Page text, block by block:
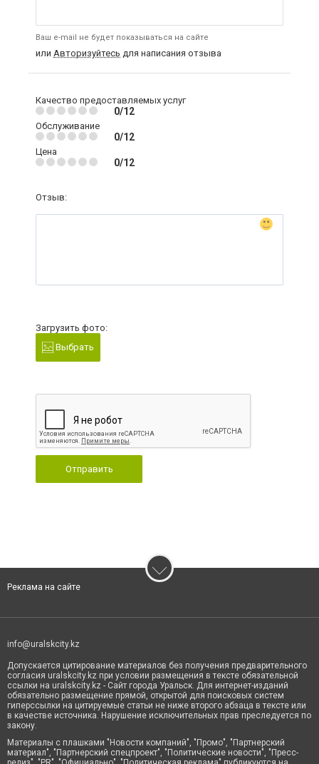
Ваш e-mail не будет показываться на сайте
или Авторизуйтесь для написания отзыва
Качество предоставляемых услуг
0/12
Обслуживание
0/12
Цена
0/12
Отзыв:
Загрузить фото:
Выбрать
Отправить
Реклама на сайте
info@uralskcity.kz
Допускается цитирование материалов без получения предварительного
согласия uralskcity.kz при условии размещения в тексте обязательной
ссылки на uralskcity.kz - Сайт города Уральск. Для интернет-изданий
обязательно размещение прямой, открытой для поисковых систем
гиперссылки на цитируемые статьи не ниже второго абзаца в тексте или
в качестве источника. Нарушение исключительных прав преследуется по
закону.
Материалы с плашками "Новости компаний", "Промо", "Партнерский
материал", "Партнерский спецпроект", "Политические новости", "Пресс-